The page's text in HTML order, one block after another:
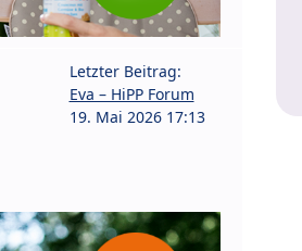
Letzter Beitrag:
Eva – HiPP Forum
19. Mai 2026 17:13